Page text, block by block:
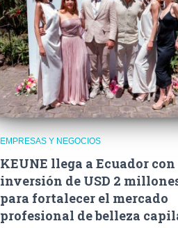
EMPRESAS Y NEGOCIOS
KEUNE llega a Ecuador
inversión de USD 2
para fortalecer el mercado
profesional de belleza